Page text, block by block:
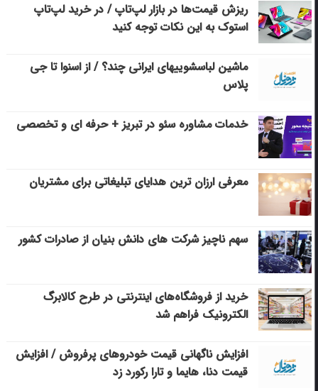
ریزش قیمت‌ها در بازار لپ‌تاپ / در خرید لپ‌تاپ
استوک به این نکات توجه کنید
ماشین لباسشویی‎های ایرانی چند؟ / از اسنوا تا جی
پلاس
خدمات مشاوره سئو در تبریز + حرفه ای و تخصصی
معرفی ارزان ترین هدایای تبلیغاتی برای مشتریان
سهم ناچیز شرکت های دانش بنیان از صادرات کشور
خرید از فروشگاه‌های اینترنتی در طرح کالابرگ
الکترونیک فراهم شد
افزایش ناگهانی قیمت خودروهای پرفروش / افزایش
قیمت دنا، هایما و تارا رکورد زد